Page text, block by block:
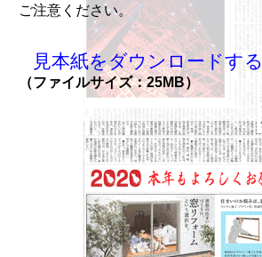
ご注意ください。
見本紙をダウンロードする
（ファイルサイズ：25MB）